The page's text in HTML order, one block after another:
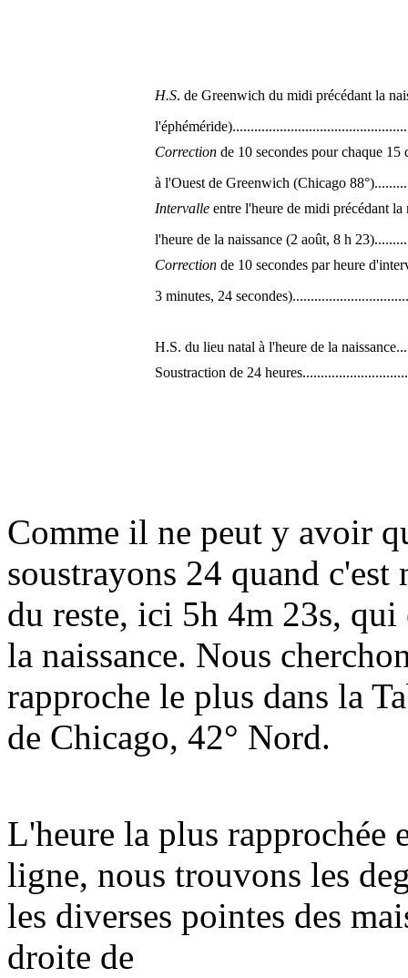
H.S. de Greenwich du midi précédant la
Correctionde 10 secondes pour chaque 15
à l'Ouest de Greenwich (Chicago
Intervalleentre l'heure de midi précédant la
l'heure de la naissance (2 août, 8 h
Correctionde 10 secondes par heure
3 minutes, 24
H.S. du lieu natal à l'heure de la
Soustraction de 24
Comme il ne peut y avoir
soustrayons 24 quand c'est
du reste, ici 5h 4m 23s,
la naissance. Nous
rapproche le plus dans la
de Chicago, 42° Nord.
L'heure la plus rapprochée
ligne, nous trouvons les
les diverses pointes des
droite de